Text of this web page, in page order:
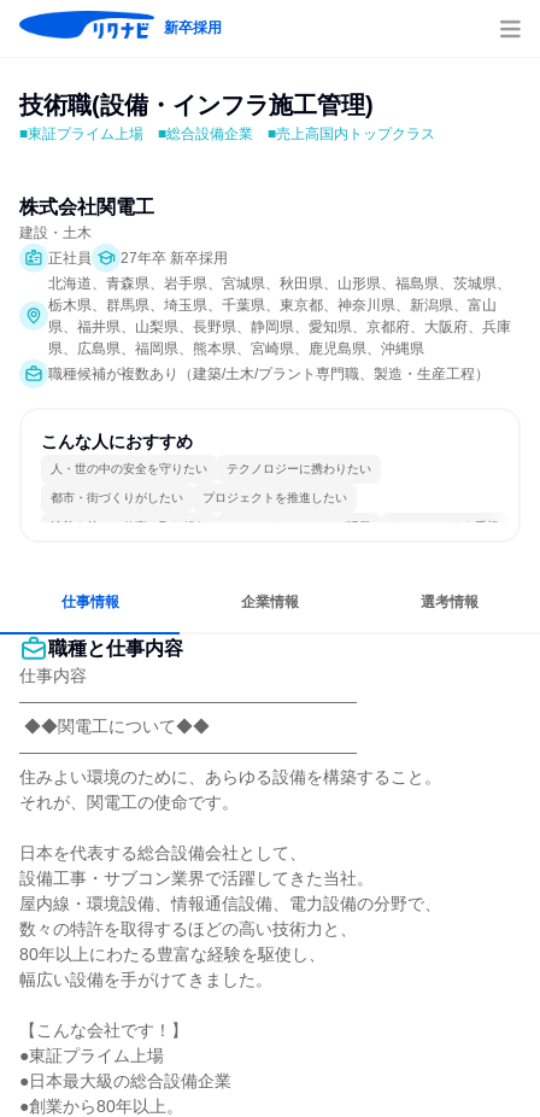
新卒採用
技術職(設備・インフラ施工管理)
■東証プライム上場　■総合設備企業　■売上高国内トップクラス
株式会社関電工
建設・土木
正社員
27年卒 新卒採用
北海道、青森県、岩手県、宮城県、秋田県、山形県、福島県、茨城県、
栃木県、群馬県、埼玉県、千葉県、東京都、神奈川県、新潟県、富山
県、福井県、山梨県、長野県、静岡県、愛知県、京都府、大阪府、兵庫
県、広島県、福岡県、熊本県、宮崎県、鹿児島県、沖縄県
職種候補が複数あり（建築/土木/プラント専門職、製造・生産工程）
こんな人におすすめ
人・世の中の安全を守りたい テクノロジーに携わりたい
都市・街づくりがしたい プロジェクトを推進したい
情熱を持って仕事に取り組む コミュニケーションが活発 チームワークを重視
仕事情報 企業情報 選考情報
職種と仕事内容
仕事内容
――――――――――――――――――――
――――――――――――――――――――
住みよい環境のために、あらゆる設備を構築すること。
それが、関電工の使命です。
日本を代表する総合設備会社として、
設備工事・サブコン業界で活躍してきた当社。
屋内線・環境設備、情報通信設備、電力設備の分野で、
数々の特許を取得するほどの高い技術力と、
80年以上にわたる豊富な経験を駆使し、
幅広い設備を手がけてきました。
【こんな会社です！】
●東証プライム上場
●日本最大級の総合設備企業
●創業から80年以上。